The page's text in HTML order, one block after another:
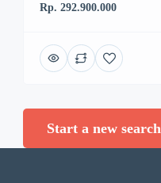
Rp. 292.900.000
Start a new search